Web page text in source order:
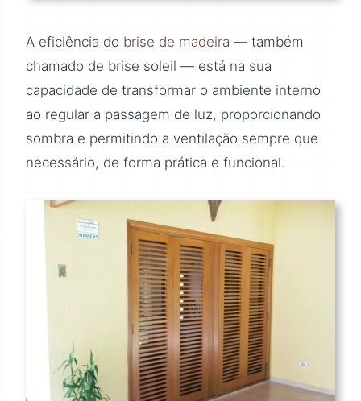
A eficiência do brise de madeira — também
chamado de brise soleil — está na sua
capacidade de transformar o ambiente interno
ao regular a passagem de luz, proporcionando
sombra e permitindo a ventilação sempre que
necessário, de forma prática e funcional.